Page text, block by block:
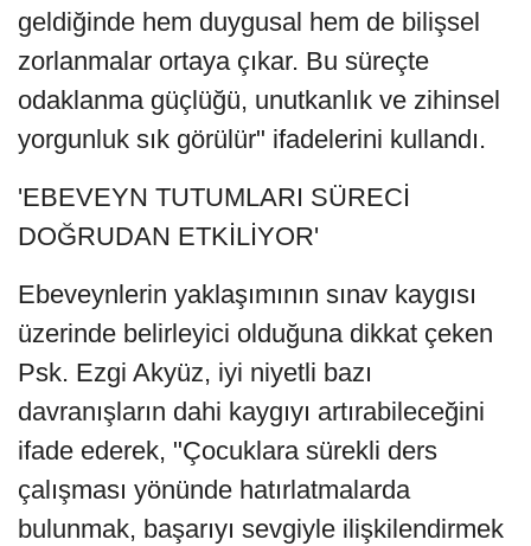
geldiğinde hem duygusal hem de bilişsel
zorlanmalar ortaya çıkar. Bu süreçte
odaklanma güçlüğü, unutkanlık ve zihinsel
yorgunluk sık görülür" ifadelerini kullandı.
'EBEVEYN TUTUMLARI SÜRECİ
DOĞRUDAN ETKİLİYOR'
Ebeveynlerin yaklaşımının sınav kaygısı
üzerinde belirleyici olduğuna dikkat çeken
Psk. Ezgi Akyüz, iyi niyetli bazı
davranışların dahi kaygıyı artırabileceğini
ifade ederek, "Çocuklara sürekli ders
çalışması yönünde hatırlatmalarda
bulunmak, başarıyı sevgiyle ilişkilendirmek